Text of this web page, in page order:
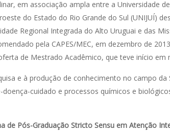
em associação ampla entre a Universidade
do Estado do Rio Grande do Sul (UNIJUÍ)
Regional Integrada do Alto Uruguai e das
pela CAPES/MEC, em dezembro de
de Mestrado Acadêmico, que teve início em
e à produção de conhecimento no campo da
doença-cuidado e processos químicos e
de Pós-Graduação Stricto Sensu em Atenção